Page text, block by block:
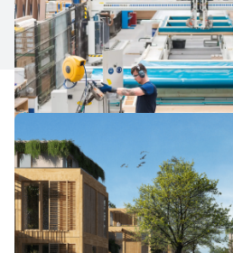
Over WIJK
Geen marketingpraat. Geen
elke hoek. Letterlijk. Van het